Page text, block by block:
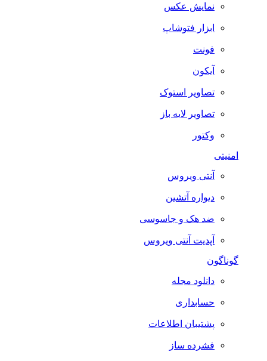
نمایش عکس
ابزار فتوشاپ
فونت
آیکون
تصاویر استوک
تصاویر لایه باز
وکتور
امنیتی
آنتی ویروس
دیواره آتشین
ضد هک و جاسوسی
آپدیت آنتی ویروس
گوناگون
دانلود مجله
حسابداری
پشتیبان اطلاعات
فشرده ساز